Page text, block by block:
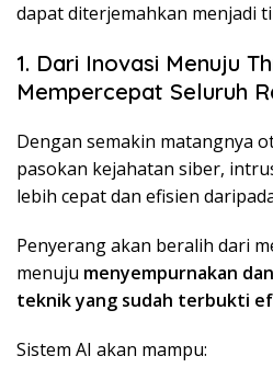
dapat diterjemahkan menjadi
1. Dari Inovasi Menuju
Mempercepat Seluruh
Dengan semakin matangnya
pasokan kejahatan siber,
lebih cepat dan efisien
Penyerang akan beralih dari
menuju menyempurnakan
teknik yang sudah terbukti
Sistem AI akan mampu: